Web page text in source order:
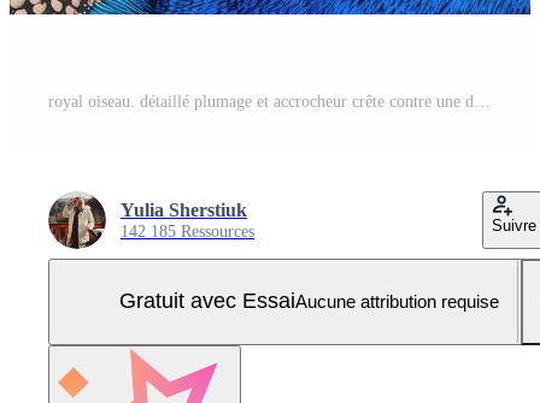
Yulia Sherstiuk
142 185 Ressources Suivre
Gratuit avec EssaiAucune attribution requise